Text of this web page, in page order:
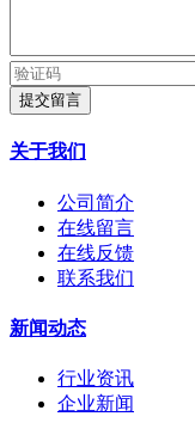
提交留言
关于我们
公司简介
在线留言
在线反馈
联系我们
新闻动态
行业资讯
企业新闻